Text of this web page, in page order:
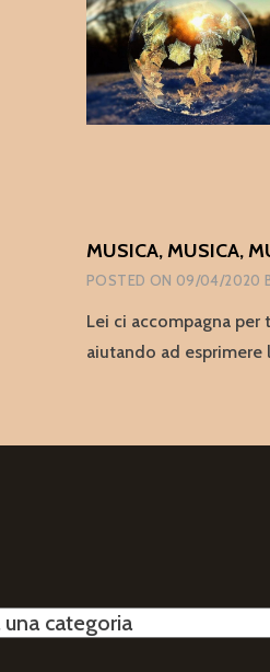
MUSICA,
POSTED ON 09/04/2020
Lei ci accompagna
aiutando ad esprimere